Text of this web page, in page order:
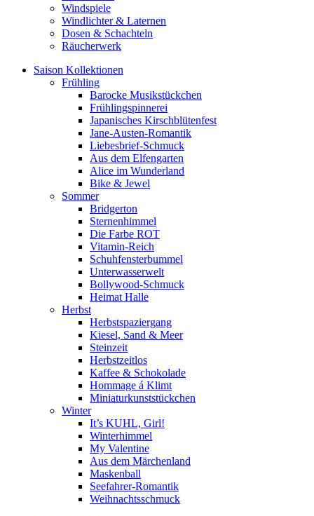
Windspiele
Windlichter & Laternen
Dosen & Schachteln
Räucherwerk
Saison Kollektionen
Frühling
Barocke Musikstückchen
Frühlingspinnerei
Japanisches Kirschblütenfest
Jane-Austen-Romantik
Liebesbrief-Schmuck
Aus dem Elfengarten
Alice im Wunderland
Bike & Jewel
Sommer
Bridgerton
Sternenhimmel
Die Farbe ROT
Vitamin-Reich
Schuhfensterbummel
Unterwasserwelt
Bollywood-Schmuck
Heimat Halle
Herbst
Herbstspaziergang
Kiesel, Sand & Meer
Steinzeit
Herbstzeitlos
Kaffee & Schokolade
Hommage á Klimt
Miniaturkunststückchen
Winter
It’s KUHL, Girl!
Winterhimmel
My Valentine
Aus dem Märchenland
Maskenball
Seefahrer-Romantik
Weihnachtsschmuck